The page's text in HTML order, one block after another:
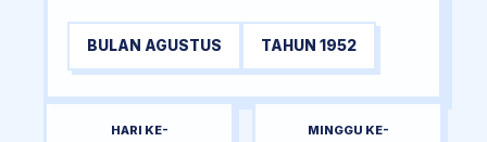
BULAN AGUSTUS TAHUN 1952
HARI KE- MINGGU KE-